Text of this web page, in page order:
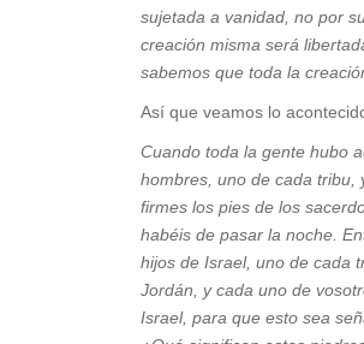
sujetada a vanidad, no por
creación misma será
sabemos que toda la
Así que veamos lo
Cuando toda la gente hubo
hombres, uno de cada tribu,
firmes los pies de los
habéis de pasar la noche.
hijos de Israel, uno de cada
Jordán, y cada uno de
Israel, para que esto sea